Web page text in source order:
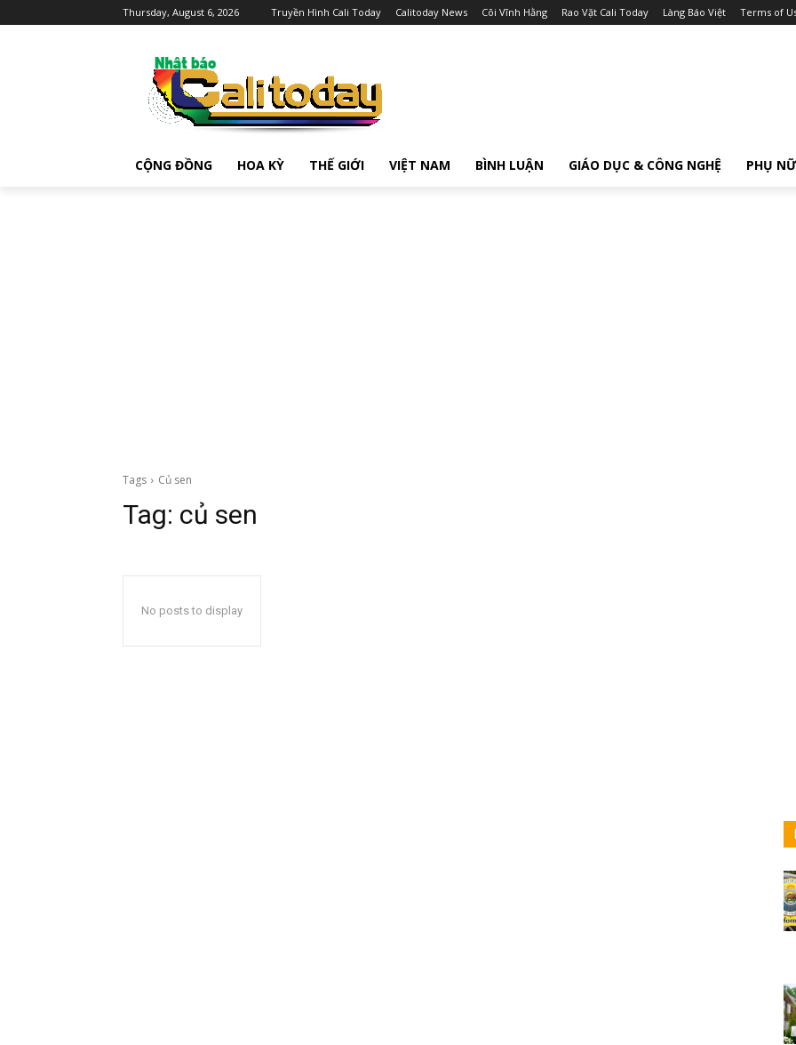
Thursday, August 6, 2026 Truyền Hình Cali Today Calitoday News Cõi Vĩnh Hằng Rao Vặt Cali Today Làng Báo Việt Terms of
CỘNG ĐỒNG HOA KỲ THẾ GIỚI VIỆT NAM BÌNH LUẬN GIÁO DỤC & CÔNG NGHỆ PHỤ NỮ
Tags Củ sen
Tag: củ sen
No posts to display